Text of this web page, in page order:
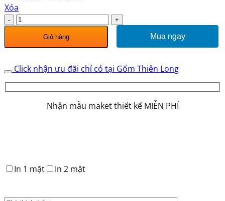
Xóa
Bình
Hút
Ngàn
Hoa
Phú
Quý
Vẽ
Giỏ hàng Mua ngay
Click nhận ưu đãi chỉ có tại Gốm Thiên Long
Nhận mẫu maket thiết kế MIỄN PHÍ
In 1 mặt In 2 mặt